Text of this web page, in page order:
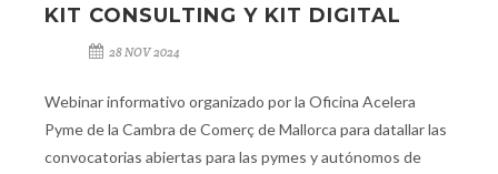
KIT CONSULTING Y KIT DIGITAL
28 NOV 2024
Webinar informativo organizado por la Oficina Acelera
Pyme de la Cambra de Comerç de Mallorca para datallar las
convocatorias abiertas para las pymes y autónomos de